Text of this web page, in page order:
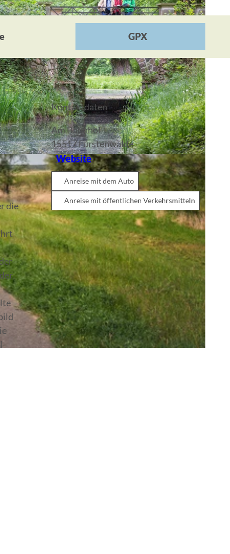
GPX
die
Kontaktdaten
Am Bahnhof
15517Fürstenwalde
Website
Anreise mit dem Auto
Anreise mit öffentlichen Verkehrsmitteln